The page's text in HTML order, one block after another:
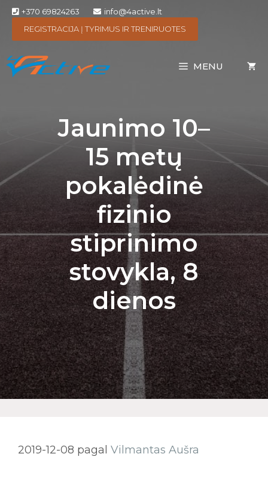
+370 69824263
info@4active.lt
REGISTRACIJA Į TYRIMUS IR TRENIRUOTES
MENU
Jaunimo 10–
15 metų
pokalėdinė
fizinio
stiprinimo
stovykla, 8
dienos
2019-12-08 pagal Vilmantas Aušra